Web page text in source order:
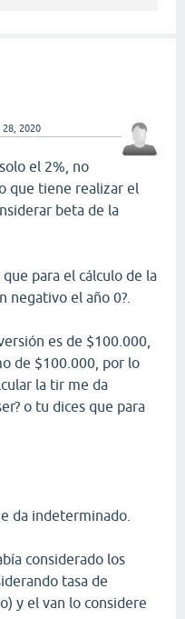
28, 2020
el 2%, no
que tiene realizar el
beta de la
para el cálculo de la
negativo el año 0?.
es de $100.000,
de $100.000, por lo
la tir me da
o tu dices que para
da indeterminado.
considerado los
tasa de
y el van lo considere